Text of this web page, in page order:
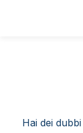
Hai dei